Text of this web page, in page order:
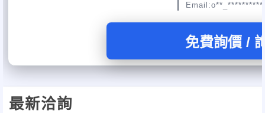
免費詢價 /
最新洽詢